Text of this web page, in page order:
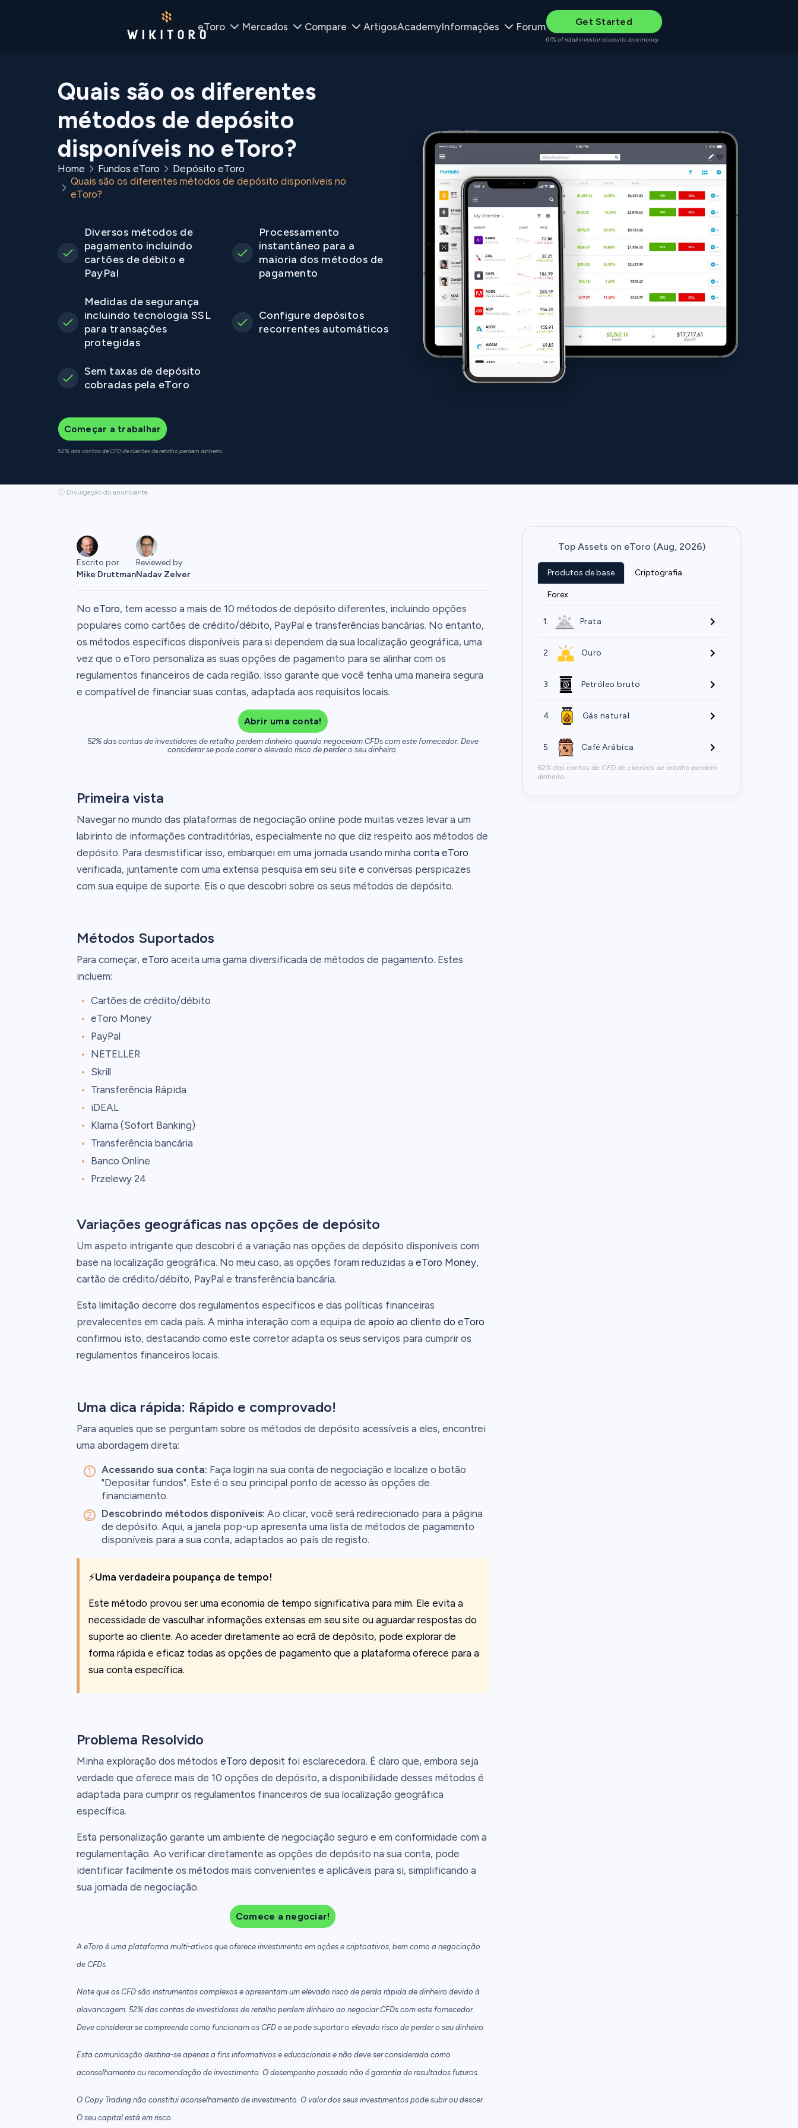
eToro Mercados Compare ArtigosAcademyInformações Forum Get Started
61% of retail investor accounts lose money
Quais são os diferentes
métodos de depósito
disponíveis no eToro?
Home Fundos eToro
Depósito eToro
Quais são os diferentes métodos de depósito disponíveis no
eToro?
Diversos métodos de
pagamento incluindo
cartões de débito e
PayPal
Processamento
instantâneo para a
maioria dos métodos de
pagamento
Medidas de segurança
incluindo tecnologia SSL
para transações
protegidas
Configure depósitos
recorrentes automáticos
Sem taxas de depósito
cobradas pela eToro
Começar a trabalhar
52% das contas de CFD de clientes de retalho perdem dinheiro.
ⓘ Divulgação do anunciante
Escrito por
Mike Druttman
Reviewed by
Nadav Zelver
No eToro, tem acesso a mais de 10 métodos de depósito diferentes, incluindo opções
populares como cartões de crédito/débito, PayPal e transferências bancárias. No entanto,
os métodos específicos disponíveis para si dependem da sua localização geográfica, uma
vez que o eToro personaliza as suas opções de pagamento para se alinhar com os
regulamentos financeiros de cada região. Isso garante que você tenha uma maneira segura
e compatível de financiar suas contas, adaptada aos requisitos locais.
Abrir uma conta!
52% das contas de investidores de retalho perdem dinheiro quando negoceiam CFDs com este fornecedor. Deve
considerar se pode correr o elevado risco de perder o seu dinheiro.
Primeira vista
Navegar no mundo das plataformas de negociação online pode muitas vezes levar a um
labirinto de informações contraditórias, especialmente no que diz respeito aos métodos de
depósito. Para desmistificar isso, embarquei em uma jornada usando minha conta eToro
verificada, juntamente com uma extensa pesquisa em seu site e conversas perspicazes
com sua equipe de suporte. Eis o que descobri sobre os seus métodos de depósito.
Métodos Suportados
Para começar, eToro aceita uma gama diversificada de métodos de pagamento. Estes
incluem:
Cartões de crédito/débito
eToro Money
PayPal
NETELLER
Skrill
Transferência Rápida
iDEAL
Klarna (Sofort Banking)
Transferência bancária
Banco Online
Przelewy 24
Variações geográficas nas opções de depósito
Um aspeto intrigante que descobri é a variação nas opções de depósito disponíveis com
base na localização geográfica. No meu caso, as opções foram reduzidas a eToro Money,
cartão de crédito/débito, PayPal e transferência bancária.
Esta limitação decorre dos regulamentos específicos e das políticas financeiras
prevalecentes em cada país. A minha interação com a equipa de apoio ao cliente do eToro
confirmou isto, destacando como este corretor adapta os seus serviços para cumprir os
regulamentos financeiros locais.
Uma dica rápida: Rápido e comprovado!
Para aqueles que se perguntam sobre os métodos de depósito acessíveis a eles, encontrei
uma abordagem direta:
Acessando sua conta: Faça login na sua conta de negociação e localize o botão
"Depositar fundos". Este é o seu principal ponto de acesso às opções de
financiamento.
Descobrindo métodos disponíveis: Ao clicar, você será redirecionado para a página
de depósito. Aqui, a janela pop-up apresenta uma lista de métodos de pagamento
disponíveis para a sua conta, adaptados ao país de registo.
⚡Uma verdadeira poupança de tempo!
Este método provou ser uma economia de tempo significativa para mim. Ele evita a
necessidade de vasculhar informações extensas em seu site ou aguardar respostas do
suporte ao cliente. Ao aceder diretamente ao ecrã de depósito, pode explorar de
forma rápida e eficaz todas as opções de pagamento que a plataforma oferece para a
sua conta específica.
Problema Resolvido
Minha exploração dos métodos eToro deposit foi esclarecedora. É claro que, embora seja
verdade que oferece mais de 10 opções de depósito, a disponibilidade desses métodos é
adaptada para cumprir os regulamentos financeiros de sua localização geográfica
específica.
Esta personalização garante um ambiente de negociação seguro e em conformidade com a
regulamentação. Ao verificar diretamente as opções de depósito na sua conta, pode
identificar facilmente os métodos mais convenientes e aplicáveis para si, simplificando a
sua jornada de negociação.
Comece a negociar!
A eToro é uma plataforma multi-ativos que oferece investimento em ações e criptoativos, bem como a negociação
de CFDs.
Note que os CFD são instrumentos complexos e apresentam um elevado risco de perda rápida de dinheiro devido à
alavancagem. 52% das contas de investidores de retalho perdem dinheiro ao negociar CFDs com este fornecedor.
Deve considerar se compreende como funcionam os CFD e se pode suportar o elevado risco de perder o seu dinheiro.
Esta comunicação destina-se apenas a fins informativos e educacionais e não deve ser considerada como
aconselhamento ou recomendação de investimento. O desempenho passado não é garantia de resultados futuros.
O Copy Trading não constitui aconselhamento de investimento. O valor dos seus investimentos pode subir ou descer.
O seu capital está em risco.
Top Assets on eToro (Aug, 2026)
Produtos de base Criptografia
Forex
1. Prata
2. Ouro
3. Petróleo bruto
4. Gás natural
5. Café Arábica
52% das contas de CFD de clientes de retalho perdem
dinheiro.